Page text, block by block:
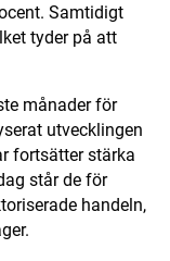
Samtidigt
tyder på att
månader för
utvecklingen
fortsätter stärka
står de för
handeln,